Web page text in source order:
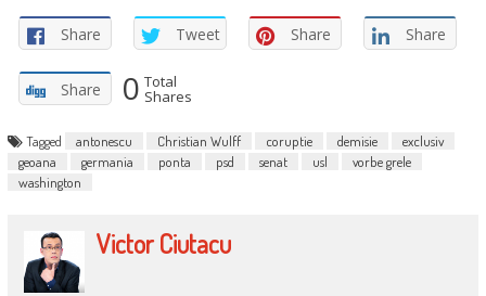
Share Tweet Share Share
Share 0 Total
Shares
Tagged antonescu Christian Wulff coruptie demisie
exclusiv
geoana
germania ponta psd senat usl
vorbe grele
washington
Victor Ciutacu